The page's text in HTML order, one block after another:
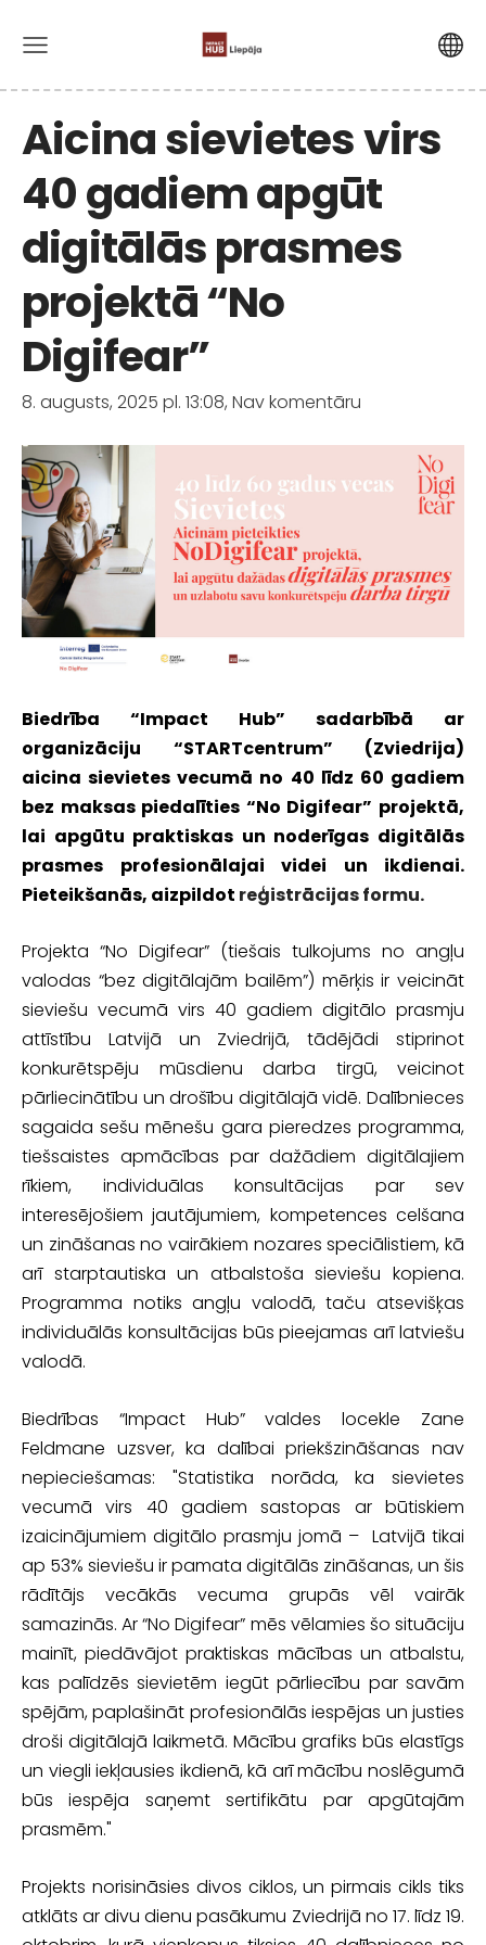
Aicina sievietes virs
40 gadiem apgūt
digitālās prasmes
projektā “No
Digifear”
8. augusts, 2025 pl. 13:08, Nav komentāru
Biedrība “Impact Hub” sadarbībā ar
organizāciju “STARTcentrum” (Zviedrija)
aicina sievietes vecumā no 40 līdz 60 gadiem
bez maksas piedalīties “No Digifear” projektā,
lai apgūtu praktiskas un noderīgas digitālās
prasmes profesionālajai videi un ikdienai.
Pieteikšanās, aizpildot reģistrācijas formu.
Projekta “No Digifear” (tiešais tulkojums no angļu
valodas “bez digitālajām bailēm”) mērķis ir veicināt
sieviešu vecumā virs 40 gadiem digitālo prasmju
attīstību Latvijā un Zviedrijā, tādējādi stiprinot
konkurētspēju mūsdienu darba tirgū, veicinot
pārliecinātību un drošību digitālajā vidē. Dalībnieces
sagaida sešu mēnešu gara pieredzes programma,
tiešsaistes apmācības par dažādiem digitālajiem
rīkiem, individuālas konsultācijas par sev
interesējošiem jautājumiem, kompetences celšana
un zināšanas no vairākiem nozares speciālistiem, kā
arī starptautiska un atbalstoša sieviešu kopiena.
Programma notiks angļu valodā, taču atsevišķas
individuālās konsultācijas būs pieejamas arī latviešu
valodā.
Biedrības “Impact Hub” valdes locekle Zane
Feldmane uzsver, ka dalībai priekšzināšanas nav
nepieciešamas: "Statistika norāda, ka sievietes
vecumā virs 40 gadiem sastopas ar būtiskiem
izaicinājumiem digitālo prasmju jomā – Latvijā tikai
ap 53% sieviešu ir pamata digitālās zināšanas, un šis
rādītājs vecākās vecuma grupās vēl vairāk
samazinās. Ar “No Digifear” mēs vēlamies šo situāciju
mainīt, piedāvājot praktiskas mācības un atbalstu,
kas palīdzēs sievietēm iegūt pārliecību par savām
spējām, paplašināt profesionālās iespējas un justies
droši digitālajā laikmetā. Mācību grafiks būs elastīgs
un viegli iekļausies ikdienā, kā arī mācību noslēgumā
būs iespēja saņemt sertifikātu par apgūtajām
prasmēm."
Projekts norisināsies divos ciklos, un pirmais cikls tiks
atklāts ar divu dienu pasākumu Zviedrijā no 17. līdz 19.